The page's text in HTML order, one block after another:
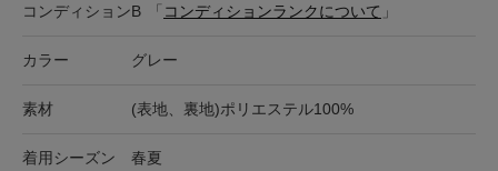
コンディションB 「 コンディションランクについて 」
カラー グレー
素材 (表地、裏地)ポリエステル100%
着用シーズン 春夏